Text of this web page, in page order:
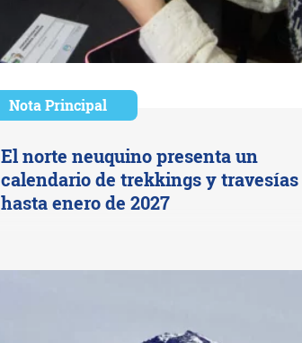
Nota Principal
El norte neuquino presenta un
calendario de trekkings y travesías
hasta enero de 2027